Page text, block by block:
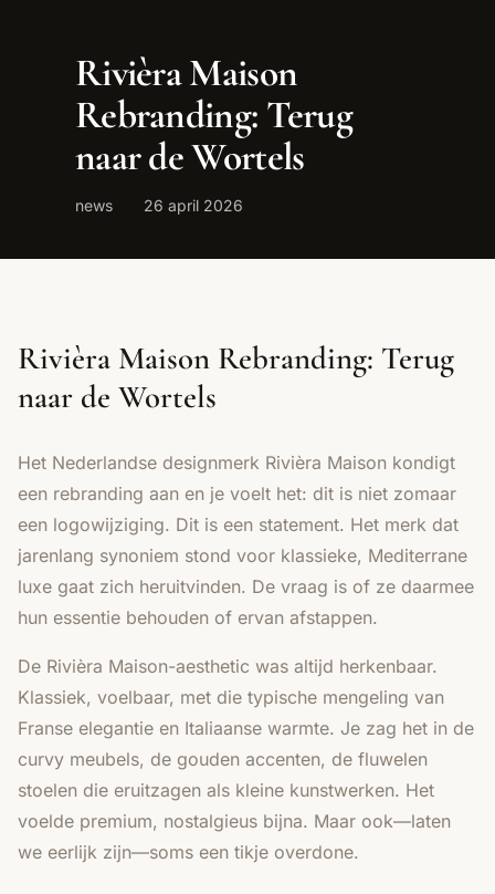
Rivièra Maison
Rebranding: Terug
naar de Wortels
news 26 april 2026
Rivièra Maison Rebranding: Terug
naar de Wortels
Het Nederlandse designmerk Rivièra Maison kondigt
een rebranding aan en je voelt het: dit is niet zomaar
een logowijziging. Dit is een statement. Het merk dat
jarenlang synoniem stond voor klassieke, Mediterrane
luxe gaat zich heruitvinden. De vraag is of ze daarmee
hun essentie behouden of ervan afstappen.
De Rivièra Maison-aesthetic was altijd herkenbaar.
Klassiek, voelbaar, met die typische mengeling van
Franse elegantie en Italiaanse warmte. Je zag het in de
curvy meubels, de gouden accenten, de fluwelen
stoelen die eruitzagen als kleine kunstwerken. Het
voelde premium, nostalgieus bijna. Maar ook—laten
we eerlijk zijn—soms een tikje overdone.